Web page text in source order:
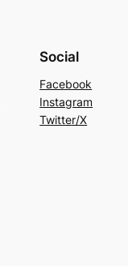
Social
Facebook
Instagram
Twitter/X